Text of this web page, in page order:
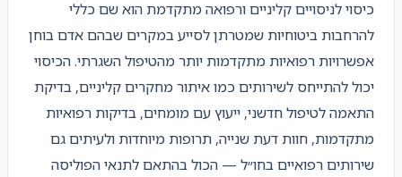
כיסוי לניסויים קליניים ורפואה מתקדמת הוא שם כללי
להרחבות ביטוחיות שמטרתן לסייע במקרים שבהם אדם בוחן
אפשרויות רפואיות מתקדמות יותר מהטיפול השגרתי. הכיסוי
יכול להתייחס לשירותים כמו איתור מחקרים קליניים, בדיקת
התאמה לטיפול חדשני, ייעוץ עם מומחים, בדיקות רפואיות
מתקדמות, חוות דעת שנייה, תרופות מיוחדות ולעיתים גם
שירותים רפואיים בחו״ל — הכול בהתאם לתנאי הפוליסה